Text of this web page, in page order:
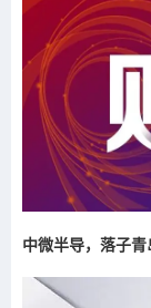
中微半导，落子青